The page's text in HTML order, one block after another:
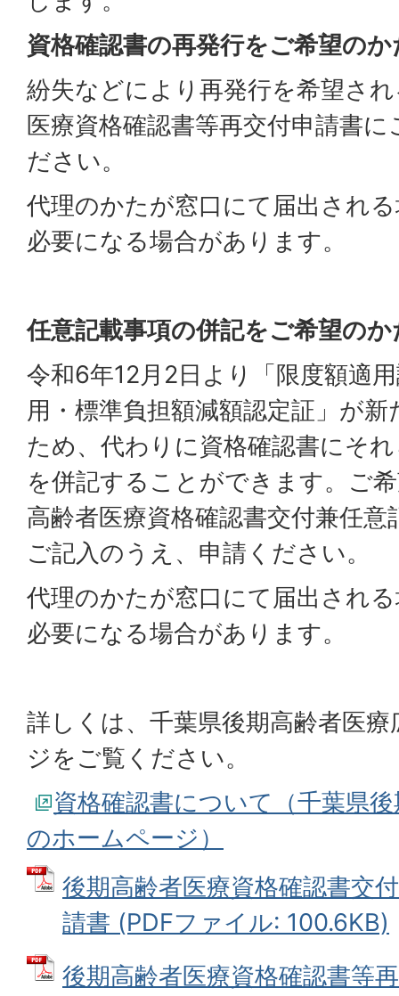
資格確認書の再発行をご希望の
紛失などにより再発行を希望さ
医療資格確認書等再交付申請書
ださい。
代理のかたが窓口にて届出され
必要になる場合があります。
任意記載事項の併記をご希望の
令和6年12月2日より「限度額適
用・標準負担額減額認定証」が
ため、代わりに資格確認書にそ
を併記することができます。ご
高齢者医療資格確認書交付兼任
ご記入のうえ、申請ください。
代理のかたが窓口にて届出され
必要になる場合があります。
詳しくは、千葉県後期高齢者医
ジをご覧ください。
資格確認書について（千葉県
のホームページ）
後期高齢者医療資格確認書交
請書 (PDFファイル: 100.6KB)
後期高齢者医療資格確認書等